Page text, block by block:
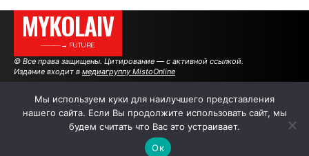
MYKOLAIV
———→ FUTURE
© Все права защищены. Цитирование — с активной ссылкой.
Издание входит в медиагруппу MistoOnline
АВТОРЫ РЕКЛАМА НА САЙТЕ
Мы используем куки для наилучшего представления
нашего сайта. Если Вы продолжите использовать сайт, мы
будем считать что Вас это устраивает.
Ок